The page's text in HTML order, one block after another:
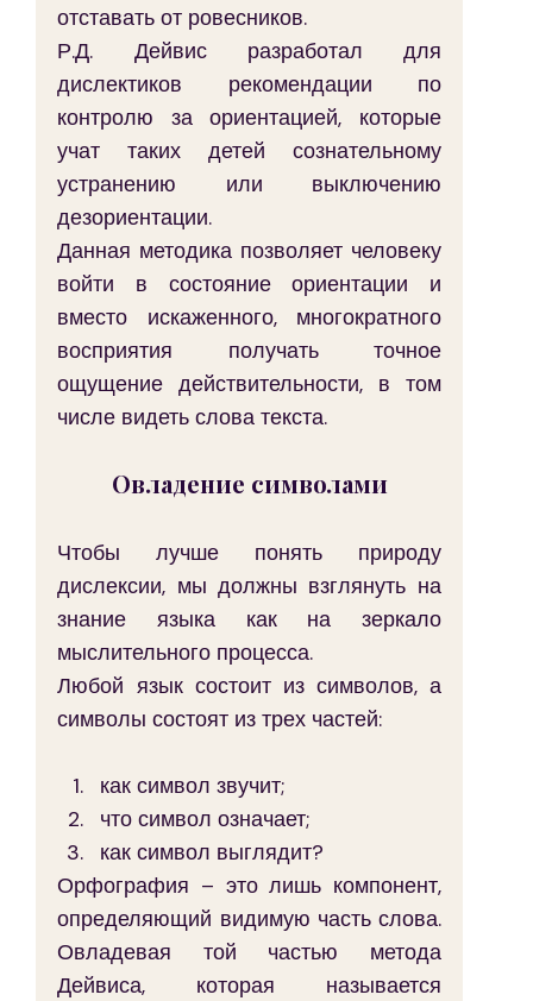
отставать от ровесников.
Р.Д. Дейвис разработал для
дислектиков рекомендации по
контролю за ориентацией, которые
учат таких детей сознательному
устранению или выключению
дезориентации.
Данная методика позволяет человеку
войти в состояние ориентации и
вместо искаженного, многократного
восприятия получать точное
ощущение действительности, в том
числе видеть слова текста.
Овладение символами
Чтобы лучше понять природу
дислексии, мы должны взглянуть на
знание языка как на зеркало
мыслительного процесса.
Любой язык состоит из символов, а
символы состоят из трех частей:
как символ звучит;
что символ означает;
как символ выглядит?
Орфография – это лишь компонент,
определяющий видимую часть слова.
Овладевая той частью метода
Дейвиса, которая называется